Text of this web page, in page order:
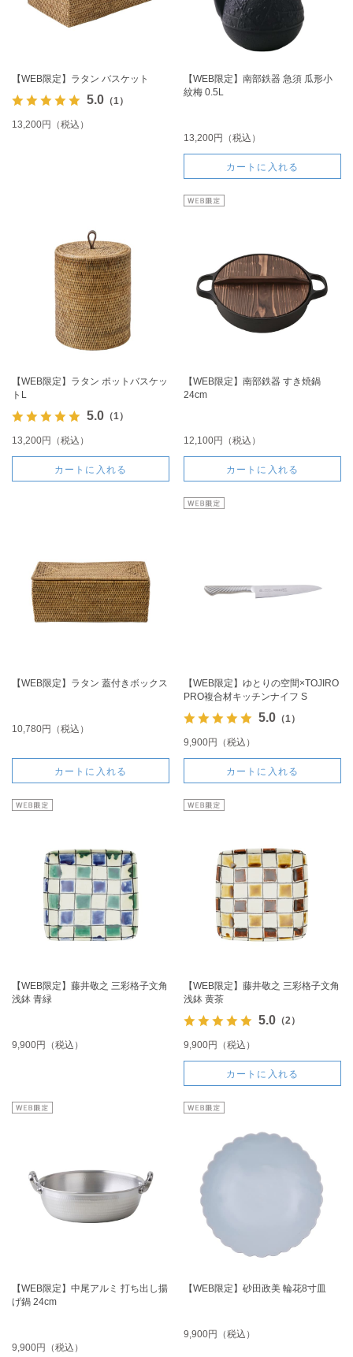
【WEB限定】ラタン バスケット
5.0（1）
13,200円（税込）
【WEB限定】南部鉄器 急須 瓜形小
紋梅 0.5L
13,200円（税込）
カートに入れる
【WEB限定】ラタン ポットバスケッ
トL
5.0（1）
13,200円（税込）
カートに入れる
【WEB限定】南部鉄器 すき焼鍋
24cm
12,100円（税込）
カートに入れる
【WEB限定】ラタン 蓋付きボックス
10,780円（税込）
カートに入れる
【WEB限定】ゆとりの空間×TOJIRO
PRO複合材キッチンナイフ S
5.0（1）
9,900円（税込）
カートに入れる
【WEB限定】藤井敬之 三彩格子文角
浅鉢 青緑
9,900円（税込）
【WEB限定】藤井敬之 三彩格子文角
浅鉢 黄茶
5.0（2）
9,900円（税込）
カートに入れる
【WEB限定】中尾アルミ 打ち出し揚
げ鍋 24cm
9,900円（税込）
【WEB限定】砂田政美 輪花8寸皿
9,900円（税込）